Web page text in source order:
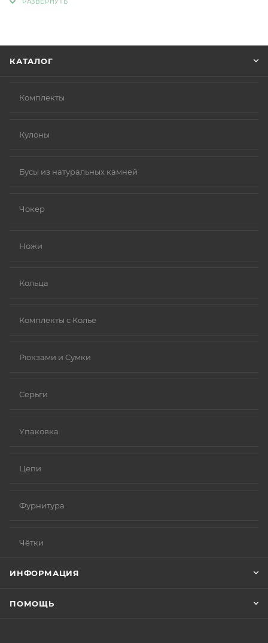
КАТАЛОГ
Комплекты
Кулоны
Бусы из натуральных камней
Чокер
Ножи
Кольца
Комплекты с Колье
Рюкзами и Сумки
Серьги
Упаковка
Цепи
Фурнитура
Чётки
ИНФОРМАЦИЯ
ПОМОЩЬ